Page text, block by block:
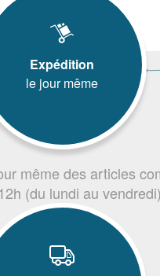
Expédition
le jour même
même des articles
(du lundi au